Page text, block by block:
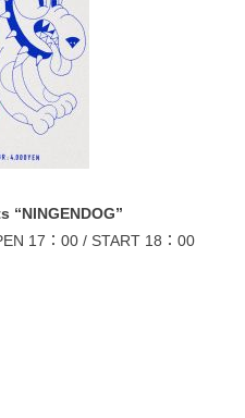
“NINGENDOG”
17：00 / START 18：00